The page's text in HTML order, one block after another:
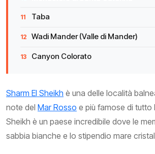
Taba
Wadi Mander (Valle di Mander)
Canyon Colorato
Sharm El Sheikh è una delle località
note del Mar Rosso e più famose di tutto
Sheikh è un paese incredibile dove le
sabbia bianche e lo stipendio mare